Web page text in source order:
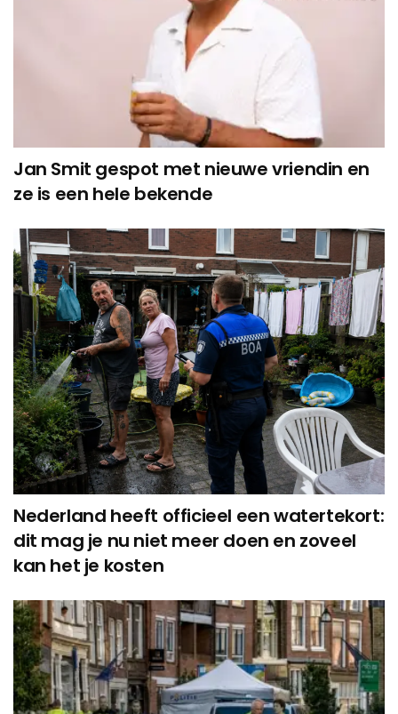
Jan Smit gespot met nieuwe vriendin en
ze is een hele bekende
Nederland heeft officieel een watertekort:
dit mag je nu niet meer doen en zoveel
kan het je kosten